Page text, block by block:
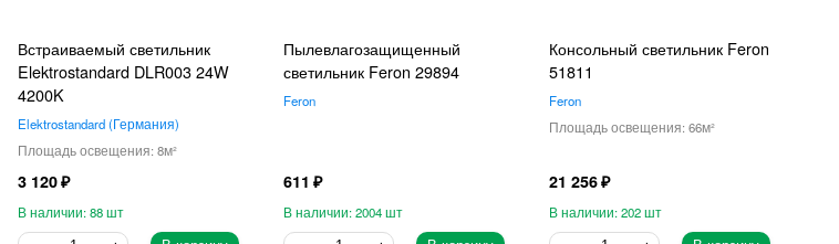
Встраиваемый светильник
Elektrostandard DLR003 24W
4200K
Elektrostandard Германия
8
3 120
88
Пылевлагозащищенный
светильник Feron 29894
Feron
611
2004
Консольный светильник Feron
51811
Feron
66
21 256
202